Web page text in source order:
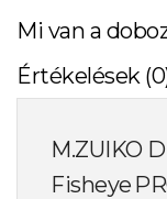
Mi van a
Értékelések
M.ZUIKO
Fisheye